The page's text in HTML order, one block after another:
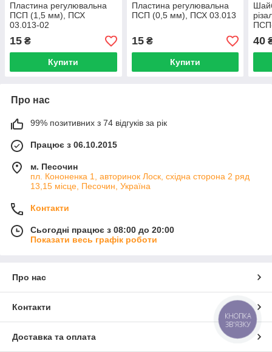
Пластина регулювальна
ПСП (1,5 мм), ПСХ
03.013-02
15 ₴
Купити
Пластина регулювальна
ПСП (0,5 мм), ПСХ 03.013
15₴
Купити
40
Про нас
99% позитивних з 74 відгуків за рік
Працює з 06.10.2015
м. Песочин
пл. Кононенка 1, авторинок Лоск, східна сторона 2 ряд
13,15 місце, Песочин, Україна
Контакти
Сьогодні працює з 08:00 до 20:00
Показати весь графік роботи
Про нас
Контакти
Доставка та оплата
КНОПКА
ЗВ'ЯЗКУ